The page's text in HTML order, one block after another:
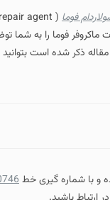
فوما
فوما را به شما
ذکر شده است
و با شماره گیری خط